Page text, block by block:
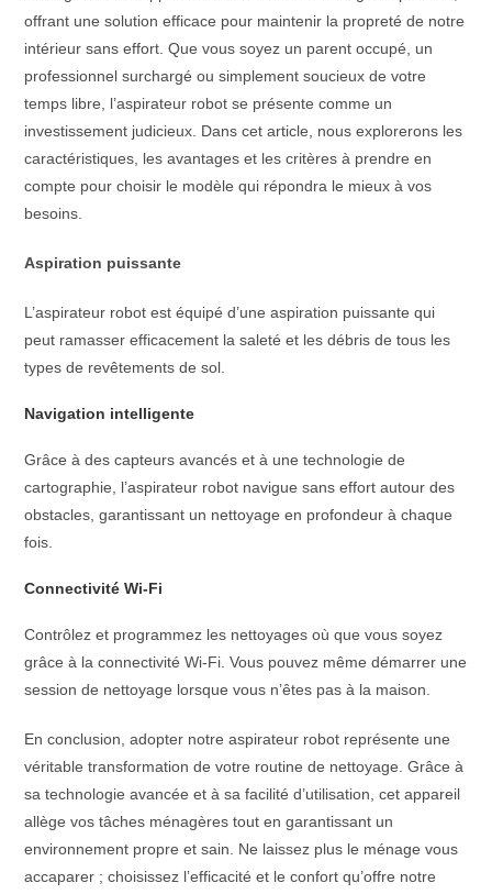
offrant une solution efficace pour maintenir la propreté de notre
intérieur sans effort. Que vous soyez un parent occupé, un
professionnel surchargé ou simplement soucieux de votre
temps libre, l’aspirateur robot se présente comme un
investissement judicieux. Dans cet article, nous explorerons les
caractéristiques, les avantages et les critères à prendre en
compte pour choisir le modèle qui répondra le mieux à vos
besoins.
Aspiration puissante
L’aspirateur robot est équipé d’une aspiration puissante qui
peut ramasser efficacement la saleté et les débris de tous les
types de revêtements de sol.
Navigation intelligente
Grâce à des capteurs avancés et à une technologie de
cartographie, l’aspirateur robot navigue sans effort autour des
obstacles, garantissant un nettoyage en profondeur à chaque
fois.
Connectivité Wi-Fi
Contrôlez et programmez les nettoyages où que vous soyez
grâce à la connectivité Wi-Fi. Vous pouvez même démarrer une
session de nettoyage lorsque vous n’êtes pas à la maison.
En conclusion, adopter notre aspirateur robot représente une
véritable transformation de votre routine de nettoyage. Grâce à
sa technologie avancée et à sa facilité d’utilisation, cet appareil
allège vos tâches ménagères tout en garantissant un
environnement propre et sain. Ne laissez plus le ménage vous
accaparer ; choisissez l’efficacité et le confort qu’offre notre